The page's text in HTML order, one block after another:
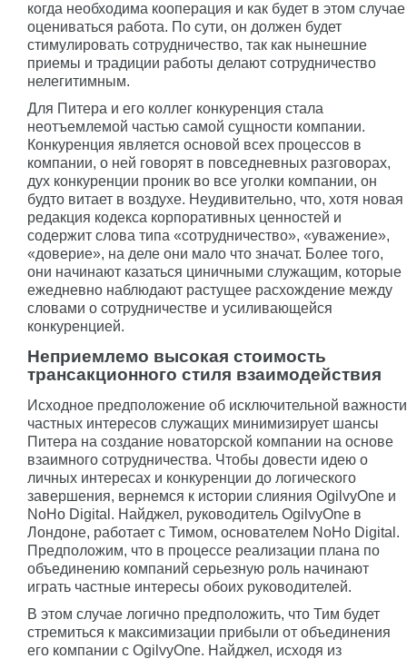
когда необходима кооперация и как будет в этом случае
оцениваться работа. По сути, он должен будет
стимулировать сотрудничество, так как нынешние
приемы и традиции работы делают сотрудничество
нелегитимным.
Для Питера и его коллег конкуренция стала
неотъемлемой частью самой сущности компании.
Конкуренция является основой всех процессов в
компании, о ней говорят в повседневных разговорах,
дух конкуренции проник во все уголки компании, он
будто витает в воздухе. Неудивительно, что, хотя новая
редакция кодекса корпоративных ценностей и
содержит слова типа «сотрудничество», «уважение»,
«доверие», на деле они мало что значат. Более того,
они начинают казаться циничными служащим, которые
ежедневно наблюдают растущее расхождение между
словами о сотрудничестве и усиливающейся
конкуренцией.
Неприемлемо высокая стоимость
трансакционного стиля взаимодействия
Исходное предположение об исключительной важности
частных интересов служащих минимизирует шансы
Питера на создание новаторской компании на основе
взаимного сотрудничества. Чтобы довести идею о
личных интересах и конкуренции до логического
завершения, вернемся к истории слияния OgilvyOne и
NoHo Digital. Найджел, руководитель OgilvyOne в
Лондоне, работает с Тимом, основателем NoHo Digital.
Предположим, что в процессе реализации плана по
объединению компаний серьезную роль начинают
играть частные интересы обоих руководителей.
В этом случае логично предположить, что Тим будет
стремиться к максимизации прибыли от объединения
его компании с OgilvyOne. Найджел, исходя из